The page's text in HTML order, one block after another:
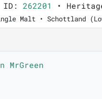
ID: 262201 •
Malt • Schottland
MrGreen